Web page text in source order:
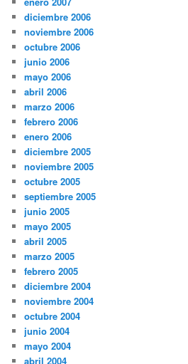
diciembre 2006
noviembre 2006
octubre 2006
junio 2006
mayo 2006
abril 2006
marzo 2006
febrero 2006
enero 2006
diciembre 2005
noviembre 2005
octubre 2005
septiembre 2005
junio 2005
mayo 2005
abril 2005
marzo 2005
febrero 2005
diciembre 2004
noviembre 2004
octubre 2004
junio 2004
mayo 2004
abril 2004